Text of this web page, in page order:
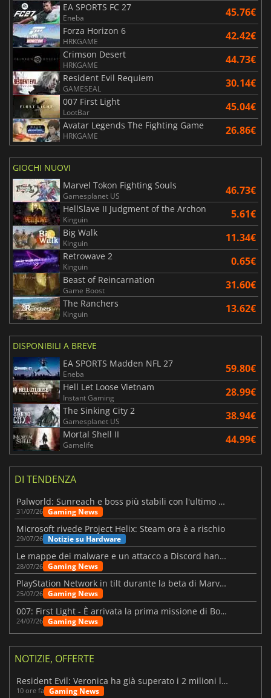
EA SPORTS FC 27
Eneba 45.76€
Forza Horizon 6
HRKGAME 42.42€
Crimson Desert
HRKGAME 44.73€
Resident Evil Requiem
GAMESEAL 30.14€
007 First Light
LootBar 45.04€
Avatar Legends The Fighting Game
HRKGAME 26.86€
GIOCHI NUOVI
Marvel Tokon Fighting Souls
Gamesplanet US 46.73€
HellSlave II Judgment of the Archon
Kinguin 5.61€
Big Walk
Kinguin 11.34€
Retrowave 2
Kinguin 0.65€
Beast of Reincarnation
Game Boost 31.60€
The Ranchers
Kinguin 13.62€
DISPONIBILI A BREVE
EA SPORTS Madden NFL 27
Eneba 59.80€
Hell Let Loose Vietnam
Instant Gaming 28.99€
The Sinking City 2
Gamesplanet US 38.94€
Mortal Shell II
Gamelife 44.99€
DI TENDENZA
Palworld: Sunreach e boss più stabili con l'ultimo update
31/07/26 Gaming News
Microsoft rivede Project Helix: Steam ora è a rischio
29/07/26 Notizie su Hardware
Le mappe dei malware e un attacco a Discord hanno colpito Meccha Chameleon
28/07/26 Gaming News
PlayStation Network in tilt durante la beta di Marvel Tōkon
25/07/26 Gaming News
007: First Light - È arrivata la prima missione di Bond dopo il lancio
24/07/26 Gaming News
NOTIZIE, OFFERTE
Resident Evil: Veronica ha già superato i 2 milioni liste dei desideri
10 ore fa Gaming News